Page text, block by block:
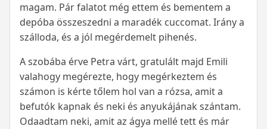
magam. Pár falatot még ettem és bementem a
depóba összeszedni a maradék cuccomat. Irány a
szálloda, és a jól megérdemelt pihenés.
A szobába érve Petra várt, gratulált majd Emili
valahogy megérezte, hogy megérkeztem és
számon is kérte tőlem hol van a rózsa, amit a
befutók kapnak és neki és anyukájának szántam.
Odaadtam neki, amit az ágya mellé tett és már